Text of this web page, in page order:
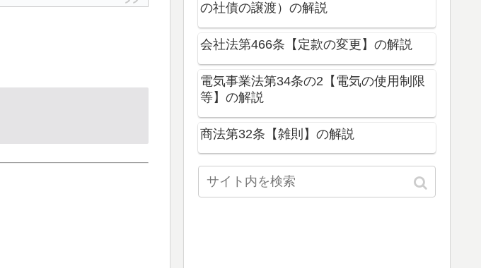
の社債の譲渡）の解説
会社法第466条【定款の変更】の解説
電気事業法第34条の2【電気の使用制限
等】の解説
商法第32条【雑則】の解説